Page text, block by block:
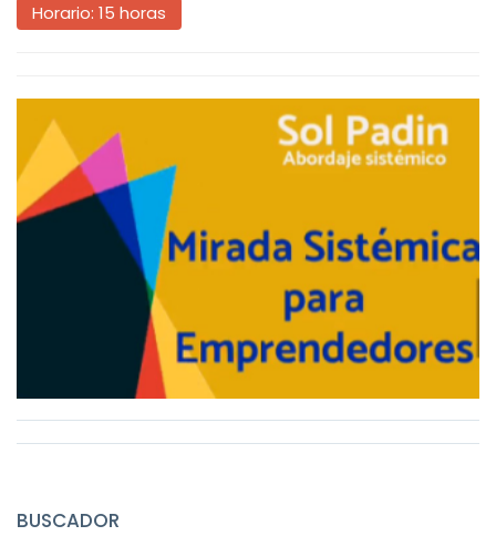
Horario: 15 horas
BUSCADOR